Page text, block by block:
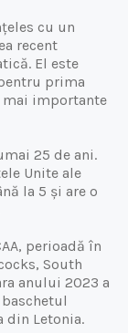
cu un
recent
El este
prima
mai importante
25 de ani.
Unite ale
la 5 și are o
perioadă în
South
anului 2023 a
din Letonia.